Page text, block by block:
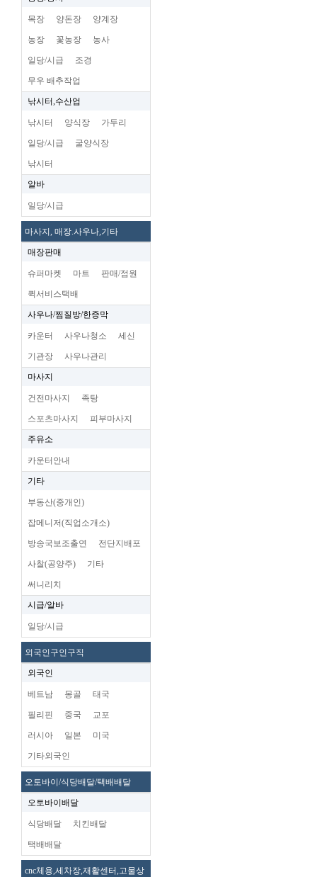
목장 양돈장 양계장
농장 꽃농장 농사
일당/시급 조경
무우 배추작업
낚시터,수산업
낚시터 양식장 가두리
일당/시급 굴양식장
낚시터
알바
일당/시급
마사지, 매장.사우나,기타
매장판매
슈퍼마켓 마트 판매/점원
퀵서비스택배
사우나/찜질방/한증막
카운터 사우나청소 세신
기관장 사우나관리
마사지
건전마사지 족탕
스포츠마사지 피부마사지
주유소
카운터안내
기타
부동산(중개인)
잡메니저(직업소개소)
방송국보조출연 전단지배포
사찰(공양주) 기타
써니리치
시급/알바
일당/시급
외국인구인구직
외국인
베트남 몽골 태국
필리핀 중국 교포
러시아 일본 미국
기타외국인
오토바이/식당배달/택배배달
오토바이배달
식당배달 치킨배달
택배배달
cnc체용,세차장,재활센터,고물상